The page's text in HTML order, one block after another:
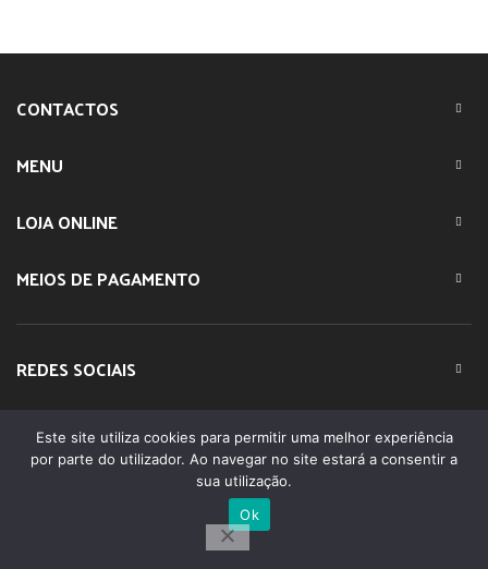
CONTACTOS
MENU
LOJA ONLINE
MEIOS DE PAGAMENTO
REDES SOCIAIS
© 2023 IMPARTE. All Rights Reserved. Desenvolvido por
DOMINIOS.PT
0
Lista Favoritos
Este site utiliza cookies para permitir uma melhor experiência
por parte do utilizador. Ao navegar no site estará a consentir a
sua utilização.
Ok